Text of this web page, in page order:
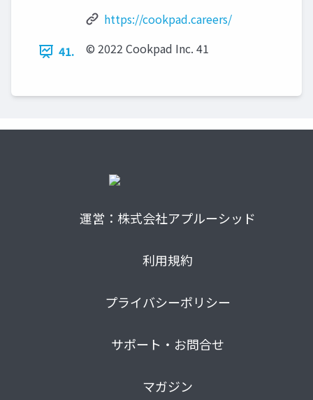
https://cookpad.careers/
41.
© 2022 Cookpad Inc. 41
運営：株式会社アプルーシッド
利用規約
プライバシーポリシー
サポート・お問合せ
マガジン